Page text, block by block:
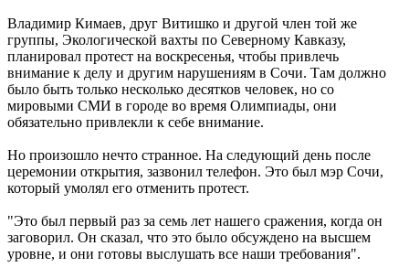
Владимир Кимаев, друг Витишко и другой член той же
группы, Экологической вахты по Северному Кавказу,
планировал протест на воскресенья, чтобы привлечь
внимание к делу и другим нарушениям в Сочи. Там должно
было быть только несколько десятков человек, но со
мировыми СМИ в городе во время Олимпиады, они
обязательно привлекли к себе внимание.
Но произошло нечто странное. На следующий день после
церемонии открытия, зазвонил телефон. Это был мэр Сочи,
который умолял его отменить протест.
"Это был первый раз за семь лет нашего сражения, когда он
заговорил. Он сказал, что это было обсуждено на высшем
уровне, и они готовы выслушать все наши требования".